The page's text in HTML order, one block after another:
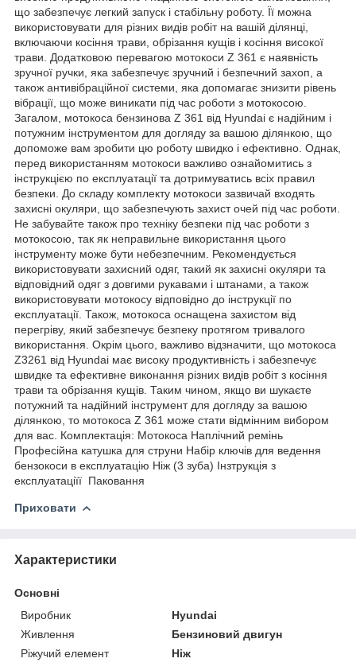
що забезпечує легкий запуск і стабільну роботу. Її можна
використовувати для різних видів робіт на вашій ділянці,
включаючи косіння трави, обрізання кущів і косіння високої
трави. Додатковою перевагою мотокоси Z 361 є наявність
зручної ручки, яка забезпечує зручний і безпечний захоп, а
також антивібраційної системи, яка допомагає знизити рівень
вібрації, що може виникати під час роботи з мотокосою.
Загалом, мотокоса бензинова Z 361 від Hyundai є надійним і
потужним інструментом для догляду за вашою ділянкою, що
допоможе вам зробити цю роботу швидко і ефективно. Однак,
перед використанням мотокоси важливо ознайомитись з
інструкцією по експлуатації та дотримуватись всіх правил
безпеки. До складу комплекту мотокоси зазвичай входять
захисні окуляри, що забезпечують захист очей під час роботи.
Не забувайте також про техніку безпеки під час роботи з
мотокосою, так як неправильне використання цього
інструменту може бути небезпечним. Рекомендується
використовувати захисний одяг, такий як захисні окуляри та
відповідний одяг з довгими рукавами і штанами, а також
використовувати мотокосу відповідно до інструкції по
експлуатації. Також, мотокоса оснащена захистом від
перегріву, який забезпечує безпеку протягом тривалого
використання. Окрім цього, важливо відзначити, що мотокоса
Z3261 від Hyundai має високу продуктивність і забезпечує
швидке та ефективне виконання різних видів робіт з косіння
трави та обрізання кущів. Таким чином, якщо ви шукаєте
потужний та надійний інструмент для догляду за вашою
ділянкою, то мотокоса Z 361 може стати відмінним вибором
для вас. Комплектація: Мотокоса Наплічний ремінь
Професійна катушка для струни Набір ключів для ведення
бензокоси в експлуатацію Ніж (3 зуба) Інзтрукція з
експлуатаціїї Паковання
Приховати
Характеристики
Основні
Виробник
Hyundai
Живлення
Бензиновий двигун
Ріжучий елемент
Ніж